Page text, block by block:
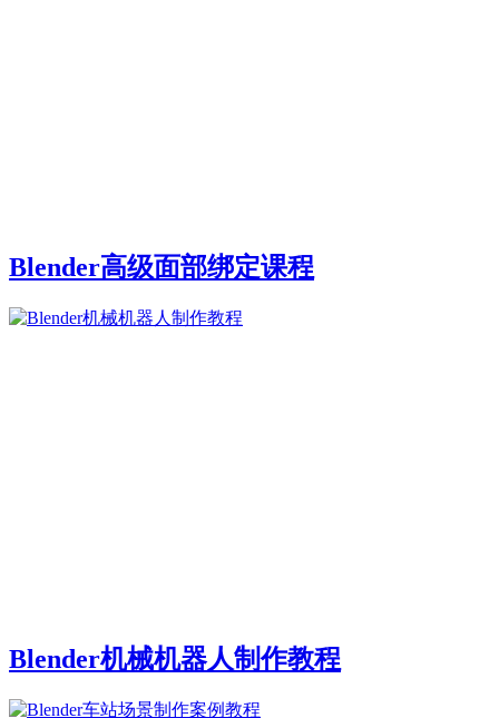
Blender高级面部绑定课程
Blender机械机器人制作教程